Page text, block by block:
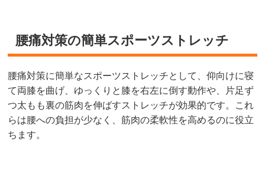
腰痛対策の簡単スポーツストレッチ
腰痛対策に簡単なスポーツストレッチとして、仰向けに寝
て両膝を曲げ、ゆっくりと膝を右左に倒す動作や、片足ず
つ太もも裏の筋肉を伸ばすストレッチが効果的です。これ
らは腰への負担が少なく、筋肉の柔軟性を高めるのに役立
ちます。